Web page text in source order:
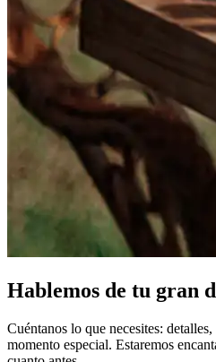
Hablemos de tu gran
Cuéntanos lo que necesites:
momento especial. Estaremos